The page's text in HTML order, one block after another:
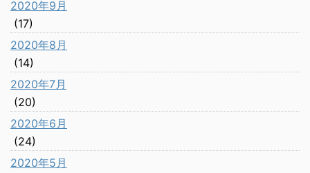
2020年9月
(17)
2020年8月
(14)
2020年7月
(20)
2020年6月
(24)
2020年5月